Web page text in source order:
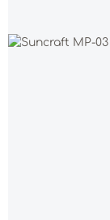
Bildergalerie